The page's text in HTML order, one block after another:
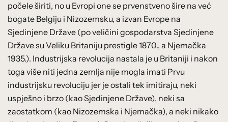
počele širiti, no u Evropi one se prvenstveno šire na već
bogate Belgiju i Nizozemsku, a izvan Evrope na
Sjedinjene Države (po veličini gospodarstva Sjedinjene
Države su Veliku Britaniju prestigle 1870., a Njemačka
1935.). Industrijska revolucija nastala je u Britaniji i nakon
toga više niti jedna zemlja nije mogla imati Prvu
industrijsku revoluciju jer je ostali tek imitiraju, neki
uspješno i brzo (kao Sjedinjene Države), neki sa
zaostatkom (kao Nizozemska i Njemačka), a neki nikako